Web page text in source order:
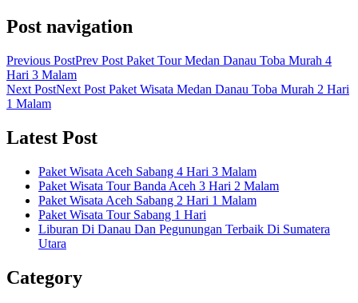
Post navigation
Previous PostPrev Post Paket Tour Medan Danau Toba Murah 4
Hari 3 Malam
Next PostNext Post Paket Wisata Medan Danau Toba Murah 2 Hari
1 Malam
Latest Post
Paket Wisata Aceh Sabang 4 Hari 3 Malam
Paket Wisata Tour Banda Aceh 3 Hari 2 Malam
Paket Wisata Aceh Sabang 2 Hari 1 Malam
Paket Wisata Tour Sabang 1 Hari
Liburan Di Danau Dan Pegunungan Terbaik Di Sumatera
Utara
Category